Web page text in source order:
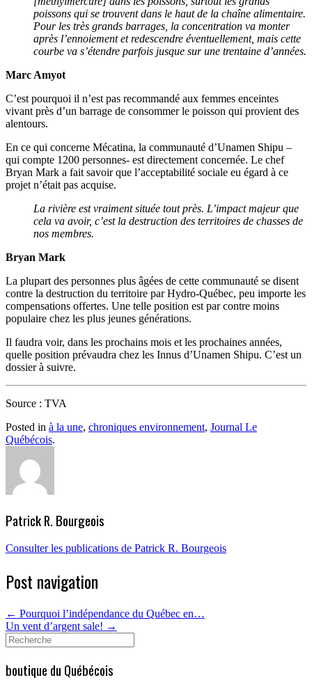
poissons qui se trouvent dans le haut de la chaîne alimentaire.
Pour les très grands barrages, la concentration va monter
après l’ennoiement et redescendre éventuellement, mais cette
courbe va s’étendre parfois jusque sur une trentaine d’années.
Marc Amyot
C’est pourquoi il n’est pas recommandé aux femmes enceintes
vivant près d’un barrage de consommer le poisson qui provient des
alentours.
En ce qui concerne Mécatina, la communauté d’Unamen Shipu –
qui compte 1200 personnes- est directement concernée. Le chef
Bryan Mark a fait savoir que l’acceptabilité sociale eu égard à ce
projet n’était pas acquise.
La rivière est vraiment située tout près. L’impact majeur que
cela va avoir, c’est la destruction des territoires de chasses de
nos membres.
Bryan Mark
La plupart des personnes plus âgées de cette communauté se disent
contre la destruction du territoire par Hydro-Québec, peu importe les
compensations offertes. Une telle position est par contre moins
populaire chez les plus jeunes générations.
Il faudra voir, dans les prochains mois et les prochaines années,
quelle position prévaudra chez les Innus d’Unamen Shipu. C’est un
dossier à suivre.
Source : TVA
Posted in à la une, chroniques environnement, Journal Le
Québécois.
Patrick R. Bourgeois
Consulter les publications de Patrick R. Bourgeois
Post navigation
← Pourquoi l’indépendance du Québec en…
Un vent d’argent sale! →
Search
for:
boutique du Québécois